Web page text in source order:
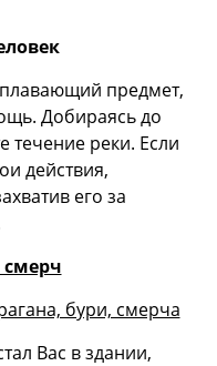
предмет,
Добираясь до
течение реки. Если
действия,
его за
смерч
бури, смерча
Вас в здании,